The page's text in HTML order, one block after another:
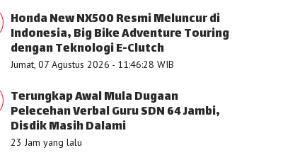
Honda New NX500 Resmi Meluncur di
Indonesia, Big Bike Adventure Touring
dengan Teknologi E-Clutch
Jumat, 07 Agustus 2026 - 11:46:28 WIB
Terungkap Awal Mula Dugaan
Pelecehan Verbal Guru SDN 64 Jambi,
Disdik Masih Dalami
23 Jam yang lalu